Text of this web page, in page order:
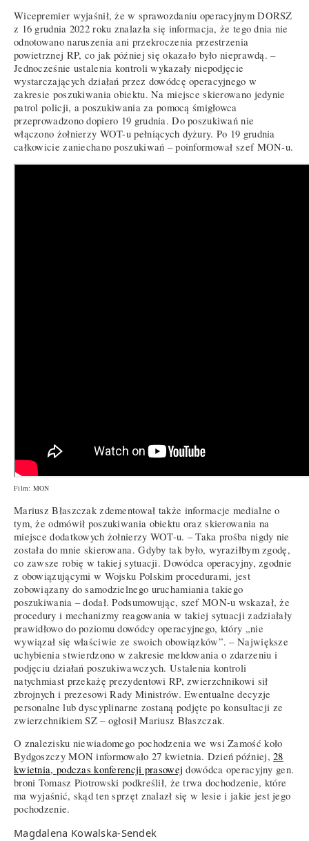
Wicepremier wyjaśnił, że w sprawozdaniu operacyjnym DORSZ
z 16 grudnia 2022 roku znalazła się informacja, że tego dnia nie
odnotowano naruszenia ani przekroczenia przestrzenia
powietrznej RP, co jak później się okazało było nieprawdą. –
Jednocześnie ustalenia kontroli wykazały niepodjęcie
wystarczających działań przez dowódcę operacyjnego w
zakresie poszukiwania obiektu. Na miejsce skierowano jedynie
patrol policji, a poszukiwania za pomocą śmigłowca
przeprowadzono dopiero 19 grudnia. Do poszukiwań nie
włączono żołnierzy WOT-u pełniących dyżury. Po 19 grudnia
całkowicie zaniechano poszukiwań – poinformował szef MON-u.
Film: MON
Mariusz Błaszczak zdementował także informacje medialne o
tym, że odmówił poszukiwania obiektu oraz skierowania na
miejsce dodatkowych żołnierzy WOT-u. – Taka prośba nigdy nie
została do mnie skierowana. Gdyby tak było, wyraziłbym zgodę,
co zawsze robię w takiej sytuacji. Dowódca operacyjny, zgodnie
z obowiązującymi w Wojsku Polskim procedurami, jest
zobowiązany do samodzielnego uruchamiania takiego
poszukiwania – dodał. Podsumowując, szef MON-u wskazał, że
procedury i mechanizmy reagowania w takiej sytuacji zadziałały
prawidłowo do poziomu dowódcy operacyjnego, który „nie
wywiązał się właściwie ze swoich obowiązków”. – Największe
uchybienia stwierdzono w zakresie meldowania o zdarzeniu i
podjęciu działań poszukiwawczych. Ustalenia kontroli
natychmiast przekażę prezydentowi RP, zwierzchnikowi sił
zbrojnych i prezesowi Rady Ministrów. Ewentualne decyzje
personalne lub dyscyplinarne zostaną podjęte po konsultacji ze
zwierzchnikiem SZ – ogłosił Mariusz Błaszczak.
O znalezisku niewiadomego pochodzenia we wsi Zamość koło
Bydgoszczy MON informowało 27 kwietnia. Dzień później,28
kwietnia, podczas konferencji prasowej dowódca operacyjny gen.
broni Tomasz Piotrowski podkreślił, że trwa dochodzenie, które
ma wyjaśnić, skąd ten sprzęt znalazł się w lesie i jakie jest jego
pochodzenie.
Magdalena Kowalska-Sendek